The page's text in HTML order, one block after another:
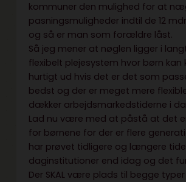
kommuner den mulighed for at
pasningsmuligheder indtil de 12
og så er man som forældre låst.
Så jeg mener at nøglen ligger i
flexibelt plejesystem hvor børn kan
hurtigt ud hvis det er det som
bedst og der er meget mere
dækker arbejdsmarkedstiderne i
Lad nu være med at påstå at det
for børnene for der er flere
har prøvet tidligere og længere
daginstitutioner end idag og det
Der SKAL være plads til begge